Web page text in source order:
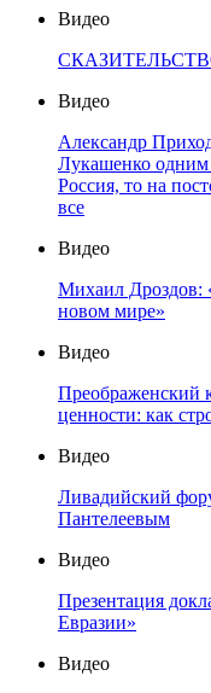
Видео
СКАЗИТЕЛЬСТВО
Видео
Александр
Лукашенко одним
Россия, то на
все
Видео
Михаил Дроздов:
новом мире»
Видео
Преображенский
ценности: как
Видео
Ливадийский
Пантелеевым
Видео
Презентация
Евразии»
Видео